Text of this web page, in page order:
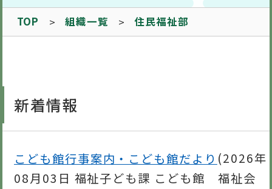
TOP 組織一覧 住民福祉部
新着情報
こども館行事案内・こども館だより (2026年
08月03日 福祉子ども課 こども館 福祉会